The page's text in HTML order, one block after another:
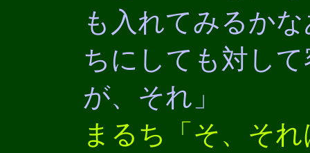
も入れてみるか
ちにしても対し
が、それ」
まるち「そ、そ